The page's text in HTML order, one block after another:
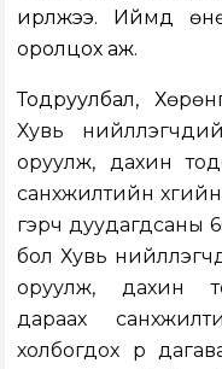
ирүүлжээ. Иймд
оролцох аж.
Тодруулбал, Х
Хувь
оруулж, дахин
санхүүжилтийн
гэрч дуудагдсаны
бол Хувь
оруулж, дахин
дараах
холбогдох үр